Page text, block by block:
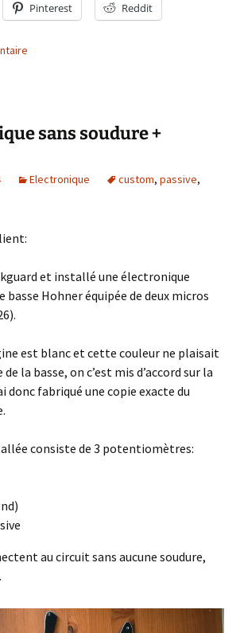
Pinterest Reddit
sans soudure +
Electronique custom, passive,
et installé une électronique
Hohner équipée de deux micros
est blanc et cette couleur ne plaisait
la basse, on c’est mis d’accord sur la
donc fabriqué une copie exacte du
consiste de 3 potentiomètres:
au circuit sans aucune soudure,